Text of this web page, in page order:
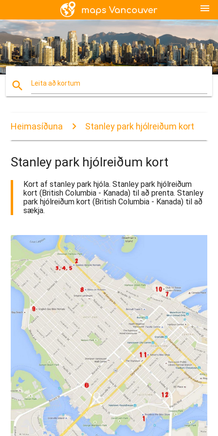
menu
search Leita að kortum
Heimasíðuna Stanley park hjólreiðum kort
Stanley park hjólreiðum kort
Kort af stanley park hjóla. Stanley park hjólreiðum
kort (British Columbia - Kanada) til að prenta. Stanley
park hjólreiðum kort (British Columbia - Kanada) til að
sækja.